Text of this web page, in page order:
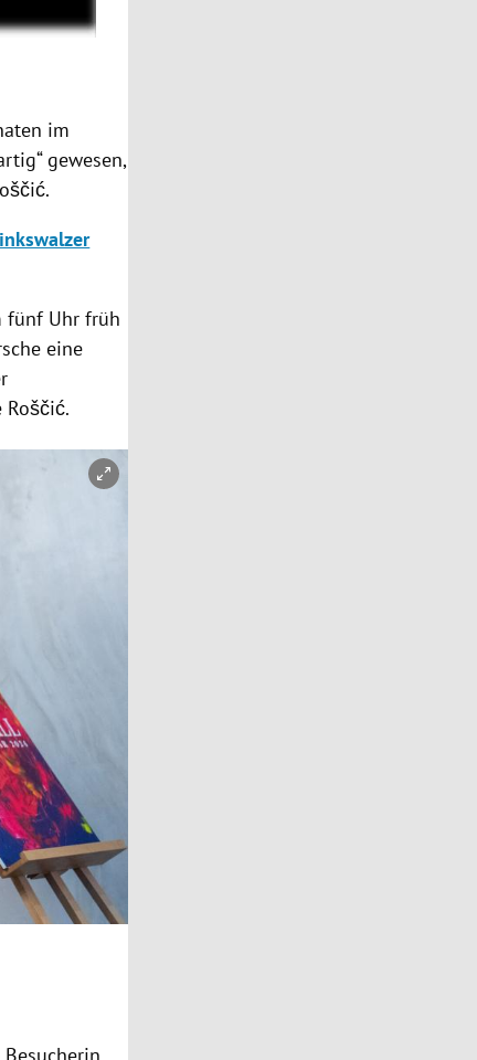
im
gewesen,
fünf Uhr früh
eine
Roščić.